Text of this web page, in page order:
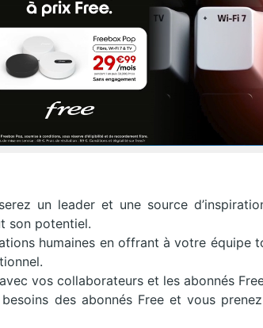
un leader et une source
son potentiel.
humaines en offrant à votre équipe
vos collaborateurs et les abonnés
des abonnés Free et vous